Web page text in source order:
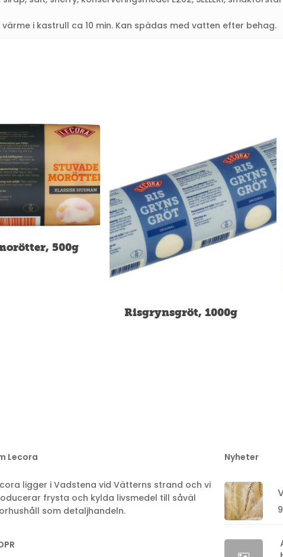
i kastrull ca 10 min. Kan spädas med vatten efter behag.
500g
Risgrynsgröt, 1000g
Lecora
ligger i Vadstena vid Vätterns strand och vi
frysta och kylda livsmedel till såväl
som detaljhandeln.
Nyheter